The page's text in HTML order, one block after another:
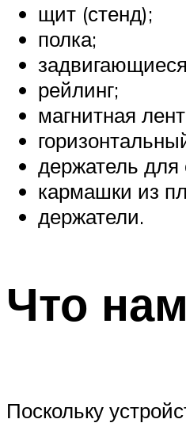
щит (стенд);
полка;
рейлинг;
магнитная
держатель для
кармашки из
держатели.
Что
Поскольку